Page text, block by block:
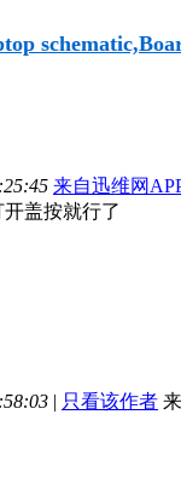
来自迅维网
盖按就行了
| 只看该作者